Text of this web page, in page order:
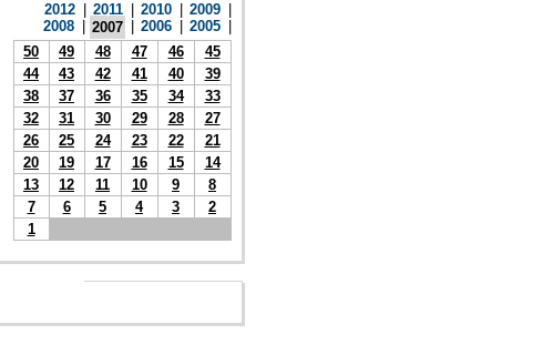
2012 2011 2010 2009
2008
2007 2006 2005
50
49 48 47 46
45
44
43 42 41 40
39
38
37 36 35 34
33
32
31 30 29 28
27
26
25 24 23 22
21
20
19 17 16 15
14
13
12 11 10 9
8
7
6 5 4 3
2
1